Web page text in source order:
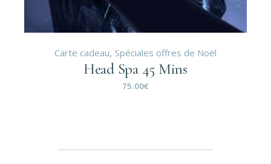
Carte cadeau Spéciales offres de Noël
Head Spa 45 Mins
75.00€